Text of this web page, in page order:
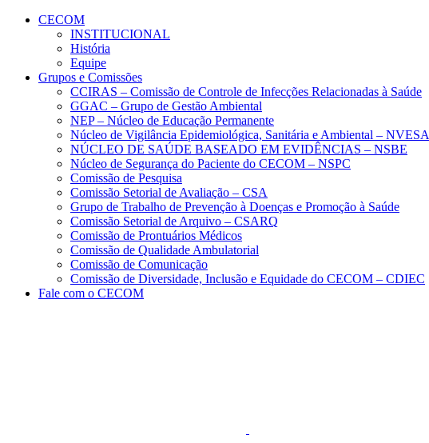
Conteúdo principal
CECOM
INSTITUCIONAL
História
Equipe
Grupos e Comissões
CCIRAS – Comissão de Controle de Infecções Relacionadas à Saúde
GGAC – Grupo de Gestão Ambiental
NEP – Núcleo de Educação Permanente
Núcleo de Vigilância Epidemiológica, Sanitária e Ambiental – NVESA
NÚCLEO DE SAÚDE BASEADO EM EVIDÊNCIAS – NSBE
Núcleo de Segurança do Paciente do CECOM – NSPC
Comissão de Pesquisa
Comissão Setorial de Avaliação – CSA
Grupo de Trabalho de Prevenção à Doenças e Promoção à Saúde
Comissão Setorial de Arquivo – CSARQ
Comissão de Prontuários Médicos
Comissão de Qualidade Ambulatorial
Comissão de Comunicação
Comissão de Diversidade, Inclusão e Equidade do CECOM – CDIEC
Fale com o CECOM